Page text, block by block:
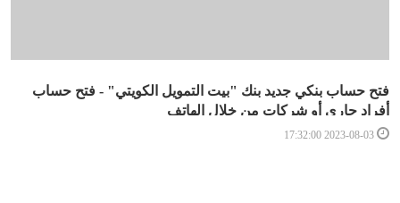
فتح حساب بنكي جديد بنك "بيت التمويل الكويتي" - فتح حساب
أفراد جاري أو شركات من خلال الهاتف